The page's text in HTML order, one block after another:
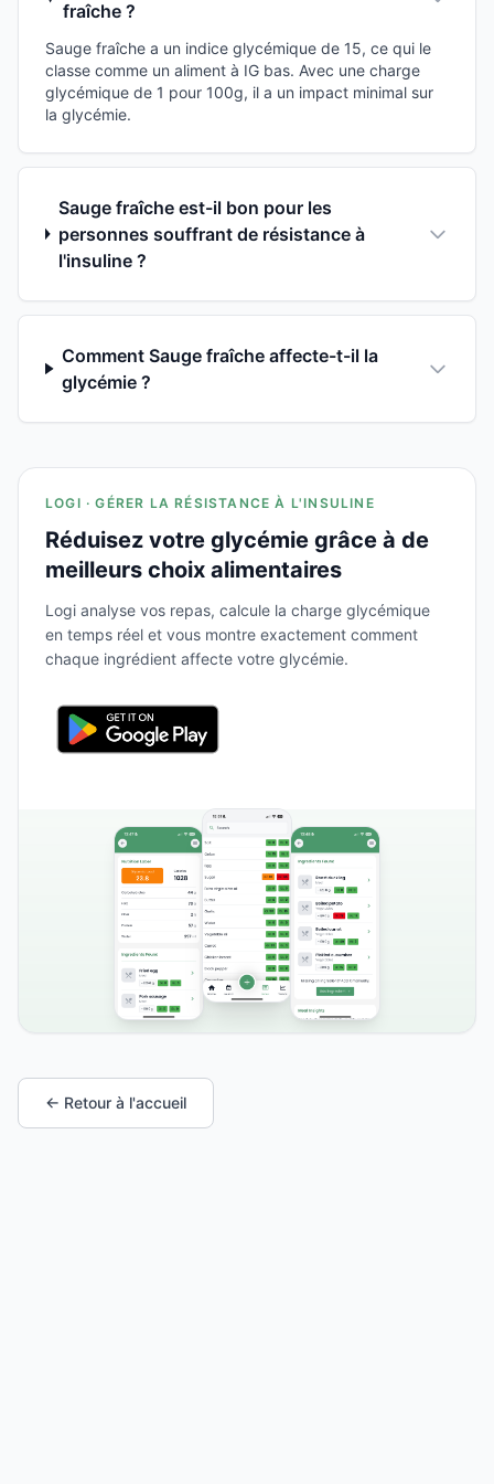
fraîche ?
Sauge fraîche a un indice glycémique de 15, ce qui le
classe comme un aliment à IG bas. Avec une charge
glycémique de 1 pour 100g, il a un impact minimal sur
la glycémie.
Sauge fraîche est-il bon pour les
personnes souffrant de résistance à
l'insuline ?
Comment Sauge fraîche affecte-t-il la
glycémie ?
LOGI · GÉRER LA RÉSISTANCE À L'INSULINE
Réduisez votre glycémie grâce à de
meilleurs choix alimentaires
Logi analyse vos repas, calcule la charge glycémique
en temps réel et vous montre exactement comment
chaque ingrédient affecte votre glycémie.
← Retour à l'accueil